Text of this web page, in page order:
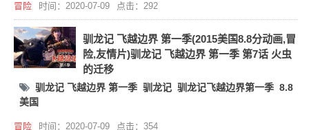
冒险 时间：2020-07-09 点击：292
驯龙记 飞越边界 第一季(2015美国8.8分动画,冒
险,友情片)驯龙记 飞越边界 第一季 第7话 火虫
的迁移
驯龙记 飞越边界 第一季 驯龙记 驯龙记飞越边界第一季 8.8
美国
冒险 时间：2020-07-09 点击：354